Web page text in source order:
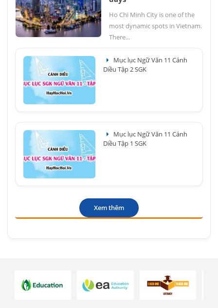
Ho Chi Minh City is one of the
most dynamic spots in Vietnam.
There...
Mục lục Ngữ Văn 11 Cánh
Diều Tập 2 SGK
Mục lục Ngữ Văn 11 Cánh
Diều Tập 1 SGK
Xem thêm